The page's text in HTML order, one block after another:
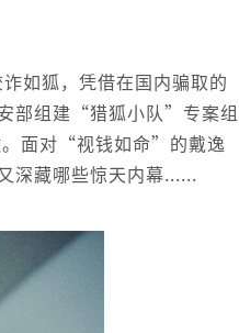
如狐，凭借在国内骗取的
部组建“猎狐小队”专案组
。面对“视钱如命”的戴逸
藏哪些惊天内幕......